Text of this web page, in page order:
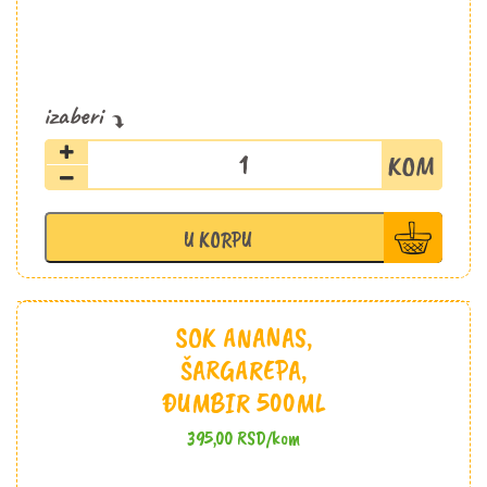
Limunov
sok
količina
U KORPU
SOK ANANAS,
ŠARGAREPA,
ĐUMBIR 500ML
395,00RSD/kom